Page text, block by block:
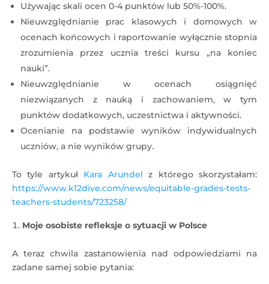
Używając skali ocen 0-4 punktów lub 50%-100%.
Nieuwzględnianie prac klasowych i domowych w
ocenach końcowych i raportowanie wyłącznie stopnia
zrozumienia przez ucznia treści kursu „na koniec
nauki”.
Nieuwzględnianie w ocenach osiągnięć
niezwiązanych z nauką i zachowaniem, w tym
punktów dodatkowych, uczestnictwa i aktywności.
Ocenianie na podstawie wyników indywidualnych
uczniów, a nie wyników grupy.
To tyle artykuł Kara Arundel z którego skorzystałam:
https://www.k12dive.com/news/equitable-grades-tests-
teachers-students/723258/
Moje osobiste refleksje o sytuacji w Polsce
A teraz chwila zastanowienia nad odpowiedziami na
zadane samej sobie pytania: